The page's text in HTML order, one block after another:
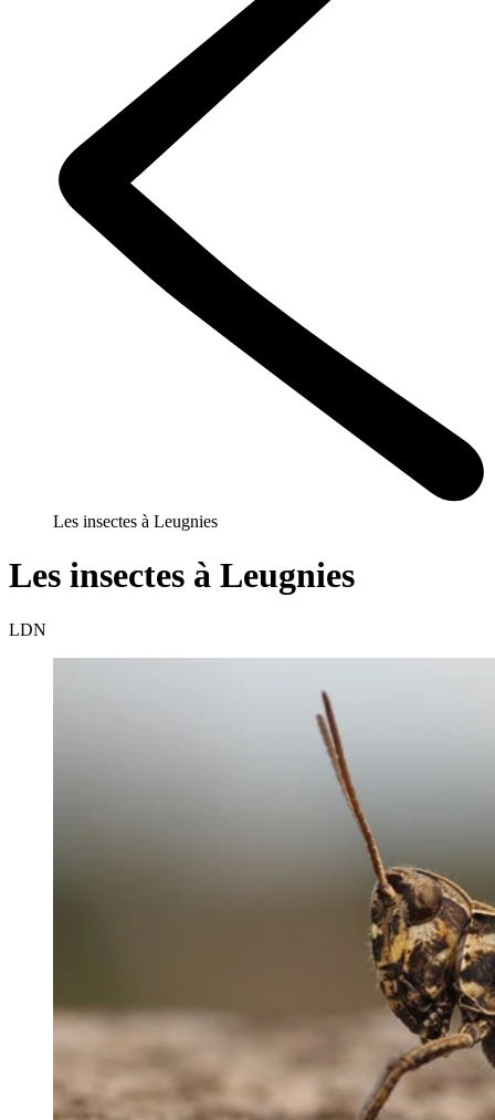
Les insectes à Leugnies
Les insectes à Leugnies
LDN